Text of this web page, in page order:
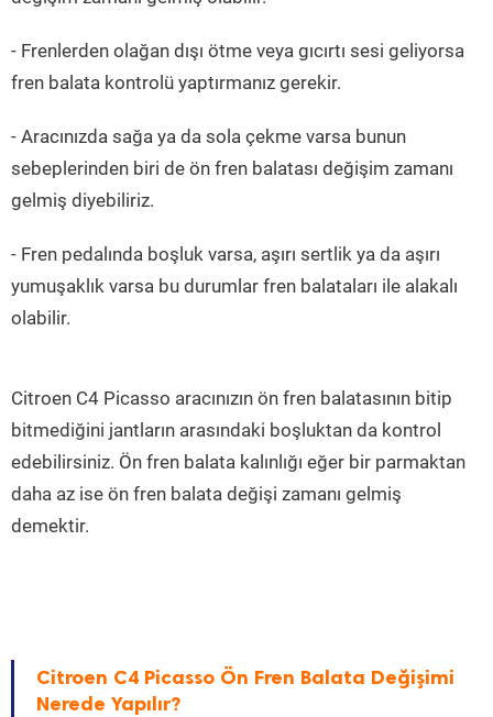
- Frenlerden olağan dışı ötme veya gıcırtı sesi geliyorsa
fren balata kontrolü yaptırmanız gerekir.
- Aracınızda sağa ya da sola çekme varsa bunun
sebeplerinden biri de ön fren balatası değişim zamanı
gelmiş diyebiliriz.
- Fren pedalında boşluk varsa, aşırı sertlik ya da aşırı
yumuşaklık varsa bu durumlar fren balataları ile alakalı
olabilir.
Citroen C4 Picasso aracınızın ön fren balatasının bitip
bitmediğini jantların arasındaki boşluktan da kontrol
edebilirsiniz. Ön fren balata kalınlığı eğer bir parmaktan
daha az ise ön fren balata değişi zamanı gelmiş
demektir.
Citroen C4 Picasso Ön Fren Balata Değişimi
Nerede Yapılır?